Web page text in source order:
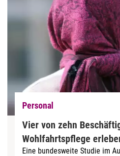
Personal
Vier von zehn
Wohlfahrtspflege
Eine bundesweite Studie im